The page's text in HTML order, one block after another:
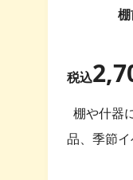
税込
棚や什器
品、季節